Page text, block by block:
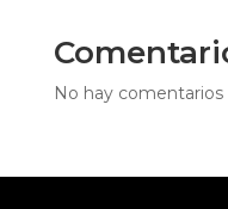
No hay comentarios